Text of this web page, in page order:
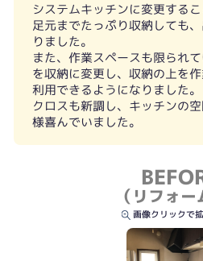
システムキッチンに変更する
足元までたっぷり収納しても
りました。
また、作業スペースも限られ
を収納に変更し、収納の上を
利用できるようになりました。
クロスも新調し、キッチンの
様喜んでいました。
（リフォー
画像クリックで